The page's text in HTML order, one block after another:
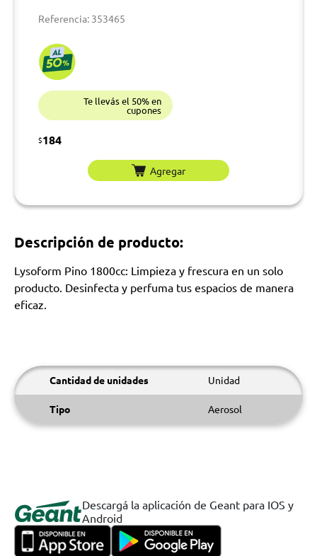
Referencia: 353465
Te llevás el 50% en
cupones
$184
Agregar
Descripción de producto:
Lysoform Pino 1800cc: Limpieza y frescura en un solo
producto. Desinfecta y perfuma tus espacios de manera
eficaz.
Cantidad de unidades Unidad
Tipo Aerosol
Descargá la aplicación de Geant para IOS y
Android